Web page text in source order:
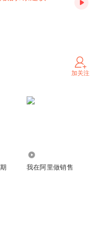
加关注
我在阿里做销售